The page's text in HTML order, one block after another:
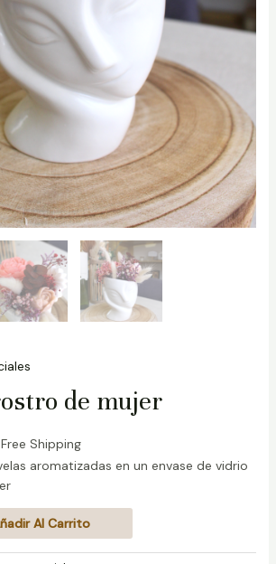
de mujer
Shipping
aromatizadas en un envase de vidrio
Al Carrito